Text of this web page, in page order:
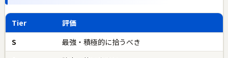
Tier
評価
S
最強・積極的に拾うべき